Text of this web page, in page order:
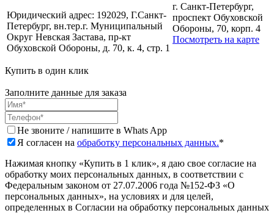
Юридический адрес: 192029, Г.Санкт-
Петербург, вн.тер.г. Муниципальный
Округ Невская Застава, пр-кт
Обуховской Обороны, д. 70, к. 4, стр. 1
г. Санкт-Петербург,
проспект Обуховской
Обороны, 70, корп. 4
Посмотреть на карте
Купить в один клик
Заполните данные для заказа
Не звоните / напишите в Whats App
Я согласен на обработку персональных данных.*
Нажимая кнопку «Купить в 1 клик», я даю свое согласие на
обработку моих персональных данных, в соответствии с
Федеральным законом от 27.07.2006 года №152-ФЗ «О
персональных данных», на условиях и для целей,
определенных в Согласии на обработку персональных данных